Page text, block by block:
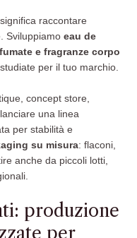
significa raccontare
Sviluppiamoeau de
e fragranze corpo
per il tuo marchio.
concept store,
una linea
per stabilità e
su misura: flaconi,
anche da piccoli lotti,
produzione
per